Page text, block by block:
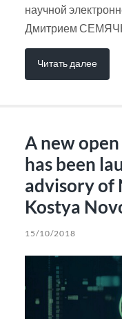
научной
Дмитрием
Читать далее
A new
has been
advisory of
Kostya
15/10/2018